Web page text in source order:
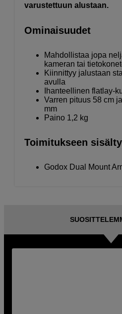
varustettuun alustaan.
Ominaisuudet
Mahdollistaa jopa
kameran tai
Kiinnittyy jalustaan
avulla
Ihanteellinen flatlay-
Varren pituus 58 cm
mm
Paino 1,2 kg
Toimitukseen
Godox Dual Mount